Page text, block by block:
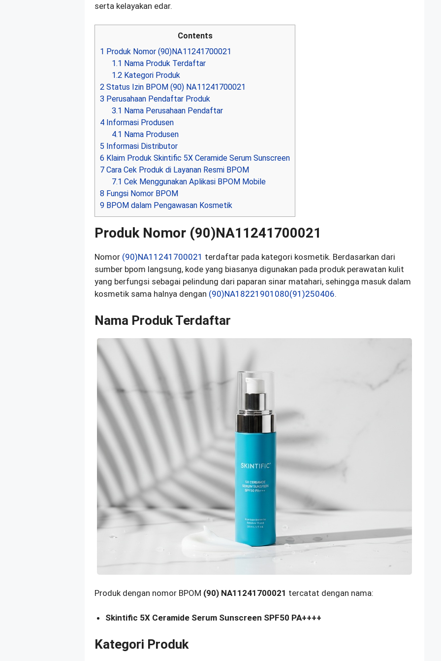
serta kelayakan edar.
Contents
1 Produk Nomor (90)NA11241700021
1.1 Nama Produk Terdaftar
1.2 Kategori Produk
2 Status Izin BPOM (90) NA11241700021
3 Perusahaan Pendaftar Produk
3.1 Nama Perusahaan Pendaftar
4 Informasi Produsen
4.1 Nama Produsen
5 Informasi Distributor
6 Klaim Produk Skintific 5X Ceramide Serum Sunscreen
7 Cara Cek Produk di Layanan Resmi BPOM
7.1 Cek Menggunakan Aplikasi BPOM Mobile
8 Fungsi Nomor BPOM
9 BPOM dalam Pengawasan Kosmetik
Produk Nomor (90)NA11241700021
Nomor (90)NA11241700021 terdaftar pada kategori kosmetik. Berdasarkan dari
sumber bpom langsung, kode yang biasanya digunakan pada produk perawatan kulit
yang berfungsi sebagai pelindung dari paparan sinar matahari, sehingga masuk dalam
kosmetik sama halnya dengan (90)NA18221901080(91)250406.
Nama Produk Terdaftar
Produk dengan nomor BPOM (90) NA11241700021 tercatat dengan nama:
Skintific 5X Ceramide Serum Sunscreen SPF50 PA++++
Kategori Produk